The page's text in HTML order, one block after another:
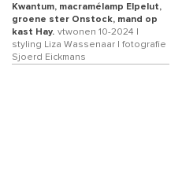
Kwantum, macramélamp Elpelut,
groene ster Onstock, mand op
kast Hay. vtwonen 10-2024 |
styling Liza Wassenaar | fotografie
Sjoerd Eickmans